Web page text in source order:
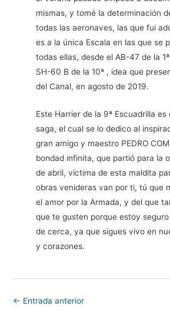
mismas, y tomé la determinación
todas las aeronaves, las que fui
es a la única Escala en las que se
todas ellas, desde el AB-47 de la
SH-60 B de la 10ª , idea que
del Canal, en agosto de 2019.
Este Harrier de la 9ª Escuadrilla es
saga, el cual se lo dedico al
gran amigo y maestro PEDRO
bondad infinita, que partió para la
de abril, víctima de esta maldita
obras venideras van por ti, tú que
el amor por la Armada, y del que
que te gusten porque estoy
de cerca, ya que sigues vivo en
y corazones.
← Entrada anterior